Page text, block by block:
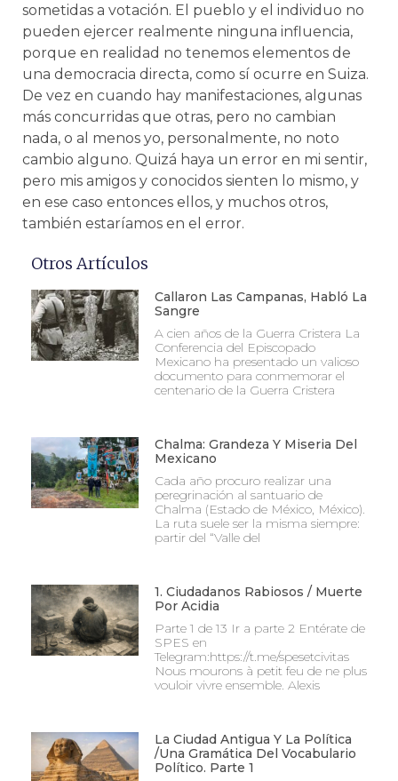
sometidas a votación. El pueblo y el individuo no
pueden ejercer realmente ninguna influencia,
porque en realidad no tenemos elementos de
una democracia directa, como sí ocurre en Suiza.
De vez en cuando hay manifestaciones, algunas
más concurridas que otras, pero no cambian
nada, o al menos yo, personalmente, no noto
cambio alguno. Quizá haya un error en mi sentir,
pero mis amigos y conocidos sienten lo mismo, y
en ese caso entonces ellos, y muchos otros,
también estaríamos en el error.
Otros Artículos
Callaron Las Campanas, Habló La
Sangre
A cien años de la Guerra Cristera La
Conferencia del Episcopado
Mexicano ha presentado un valioso
documento para conmemorar el
centenario de la Guerra Cristera
Chalma: Grandeza Y Miseria Del
Mexicano
Cada año procuro realizar una
peregrinación al santuario de
Chalma (Estado de México, México).
La ruta suele ser la misma siempre:
partir del “Valle del
1. Ciudadanos Rabiosos / Muerte
Por Acidia
Parte 1 de 13 Ir a parte 2 Entérate de
SPES en
Telegram:https://t.me/spesetcivitas
Nous mourons à petit feu de ne plus
vouloir vivre ensemble. Alexis
La Ciudad Antigua Y La Política
/Una Gramática Del Vocabulario
Político. Parte 1